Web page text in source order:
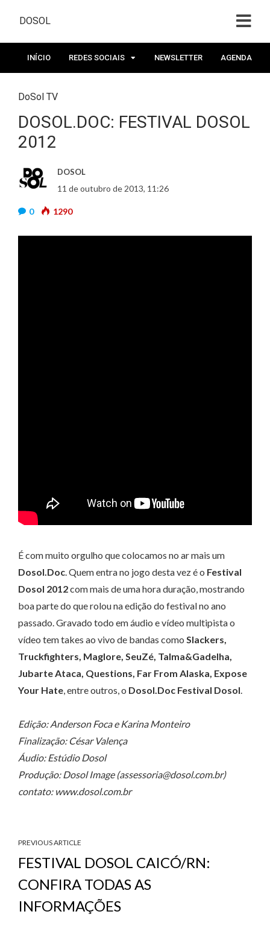
DOSOL
INÍCIO REDES SOCIAIS NEWSLETTER AGENDA
DoSol TV
DOSOL.DOC: FESTIVAL DOSOL
2012
DOSOL
11 de outubro de 2013, 11:26
0 1290
É com muito orgulho que colocamos no ar mais um
Dosol.Doc. Quem entra no jogo desta vez é o Festival
Dosol 2012com mais de uma hora duração, mostrando
boa parte do que rolou na edição do festival no ano
passado. Gravado todo em áudio e vídeo multipista o
vídeo tem takes ao vivo de bandas como Slackers,
Truckfighters, Maglore, SeuZé, Talma&Gadelha,
Jubarte Ataca, Questions, Far From Alaska, Expose
Your Hate, entre outros, o Dosol.Doc Festival Dosol.
Edição: Anderson Foca e Karina Monteiro
Finalização: César Valença
Áudio: Estúdio Dosol
Produção: Dosol Image (assessoria@dosol.com.br)
contato: www.dosol.com.br
PREVIOUS ARTICLE
FESTIVAL DOSOL CAICÓ/RN:
CONFIRA TODAS AS
INFORMAÇÕES